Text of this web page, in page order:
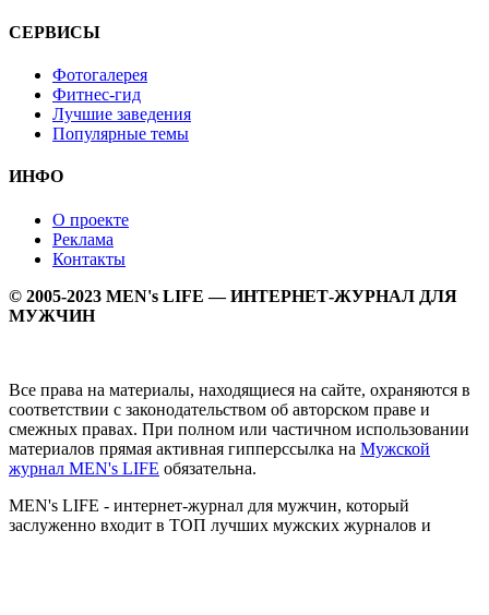
СЕРВИСЫ
Фотогалерея
Фитнес-гид
Лучшие заведения
Популярные темы
ИНФО
О проекте
Реклама
Контакты
© 2005-2023 MEN's LIFE — ИНТЕРНЕТ-ЖУРНАЛ ДЛЯ
МУЖЧИН
Все права на материалы, находящиеся на сайте, охраняются в
соответствии с законодательством об авторском праве и
смежных правах. При полном или частичном использовании
материалов прямая активная гипперссылка на Мужской
журнал MEN's LIFE обязательна.
MEN's LIFE - интернет-журнал для мужчин, который
заслуженно входит в ТОП лучших мужских журналов и